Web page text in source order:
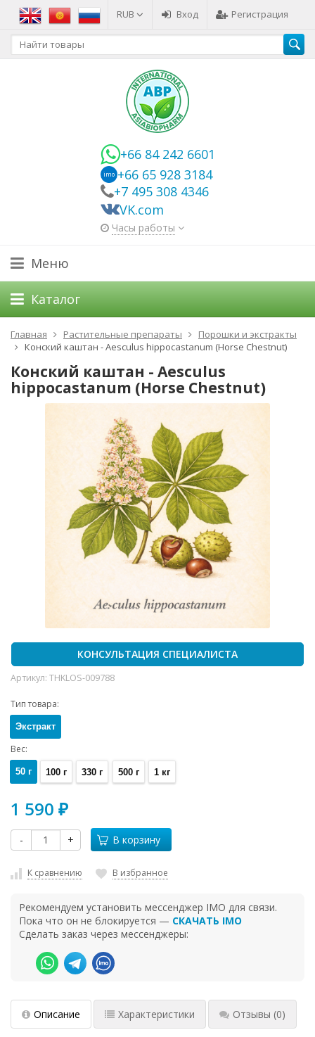
RUB Вход Регистрация
+66 84 242 6601
imo +66 65 928 3184
+7 495 308 4346
VK.com
Часы работы
Меню
Каталог
Главная Растительные препараты
Порошки и экстракты
Конский каштан - Aesculus hippocastanum (Horse Chestnut)
Конский каштан - Aesculus
hippocastanum (Horse Chestnut)
КОНСУЛЬТАЦИЯ СПЕЦИАЛИСТА
Артикул: THKLOS-009788
Тип товара:
Экстракт
Вес:
50 г 100 г 330 г 500 г 1 кг
1 590 ₽
- + В корзину
К сравнению В избранное
Рекомендуем установить мессенджер IMO для связи.
Пока что он не блокируется — СКАЧАТЬ IMO
Сделать заказ через мессенджеры:
Описание Характеристики Отзывы (0)